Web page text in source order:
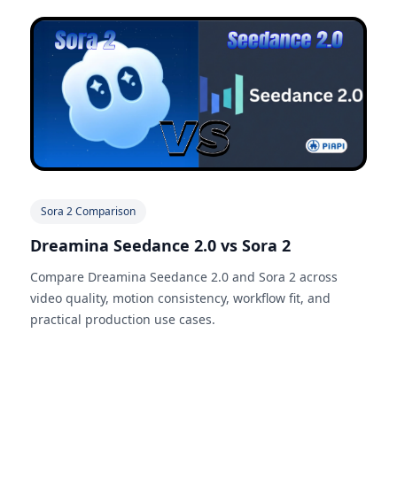
Sora 2 Comparison
Dreamina Seedance 2.0 vs Sora 2
Compare Dreamina Seedance 2.0 and Sora 2 across
video quality, motion consistency, workflow fit, and
practical production use cases.